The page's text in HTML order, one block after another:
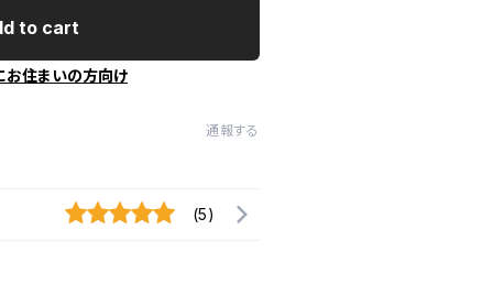
to cart
お住まいの方向け
通報する
(5)